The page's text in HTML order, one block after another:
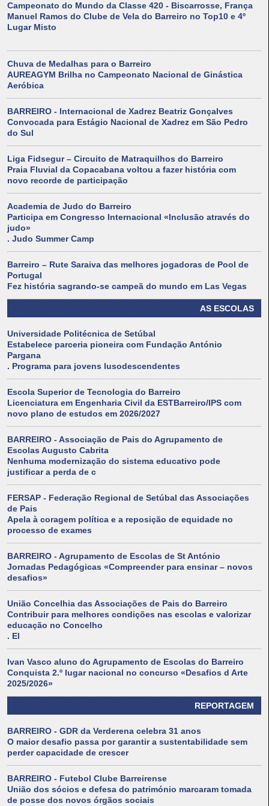
Campeonato do Mundo da Classe 420 - Biscarrosse, França
Manuel Ramos do Clube de Vela do Barreiro no Top10 e 4º
Lugar Misto
Chuva de Medalhas para o Barreiro
AUREAGYM Brilha no Campeonato Nacional de Ginástica
Aeróbica
BARREIRO - Internacional de Xadrez Beatriz Gonçalves
Convocada para Estágio Nacional de Xadrez em São Pedro
do Sul
Liga Fidsegur – Circuito de Matraquilhos do Barreiro
Praia Fluvial da Copacabana voltou a fazer história com
novo recorde de participação
Academia de Judo do Barreiro
Participa em Congresso Internacional «Inclusão através do
judo»
. Judo Summer Camp
Barreiro – Rute Saraiva das melhores jogadoras de Pool de
Portugal
Fez história sagrando-se campeã do mundo em Las Vegas
AS ESCOLAS
Universidade Politécnica de Setúbal
Estabelece parceria pioneira com Fundação António
Pargana
. Programa para jovens lusodescendentes
Escola Superior de Tecnologia do Barreiro
Licenciatura em Engenharia Civil da ESTBarreiro/IPS com
novo plano de estudos em 2026/2027
BARREIRO - Associação de Pais do Agrupamento de
Escolas Augusto Cabrita
Nenhuma modernização do sistema educativo pode
justificar a perda de c
FERSAP - Federação Regional de Setúbal das Associações
de Pais
Apela à coragem política e a reposição de equidade no
processo de exames
BARREIRO - Agrupamento de Escolas de St António
Jornadas Pedagógicas «Compreender para ensinar – novos
desafios»
União Concelhia das Associações de Pais do Barreiro
Contribuir para melhores condições nas escolas e valorizar
educação no Concelho
. El
Ivan Vasco aluno do Agrupamento de Escolas do Barreiro
Conquista 2.º lugar nacional no concurso «Desafios d Arte
2025/2026»
REPORTAGEM
BARREIRO - GDR da Verderena celebra 31 anos
O maior desafio passa por garantir a sustentabilidade sem
perder capacidade de crescer
BARREIRO - Futebol Clube Barreirense
União dos sócios e defesa do património marcaram tomada
de posse dos novos órgãos sociais